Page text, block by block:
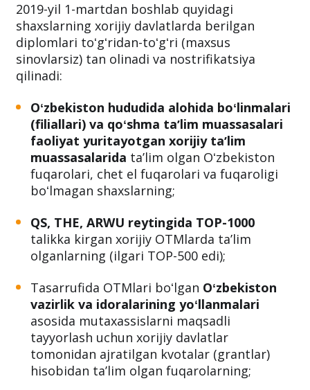
2019-yil 1-martdan boshlab quyidagi
shaxslarning xorijiy davlatlarda berilgan
diplomlari toʻgʻridan-toʻgʻri (maxsus
sinovlarsiz) tan olinadi va nostrifikatsiya
qilinadi:
Oʻzbekiston hududida alohida boʻlinmalari
(filiallari) va qoʻshma taʼlim muassasalari
faoliyat yuritayotgan xorijiy taʼlim
muassasalarida taʼlim olgan Oʻzbekiston
fuqarolari, chet el fuqarolari va fuqaroligi
boʻlmagan shaxslarning;
QS, THE, ARWU reytingida TOP-1000
talikka kirgan xorijiy OTMlarda taʼlim
olganlarning (ilgari TOP-500 edi);
Tasarrufida OTMlari boʻlgan Oʻzbekiston
vazirlik va idoralarining yoʻllanmalari
asosida mutaxassislarni maqsadli
tayyorlash uchun xorijiy davlatlar
tomonidan ajratilgan kvotalar (grantlar)
hisobidan taʼlim olgan fuqarolarning;